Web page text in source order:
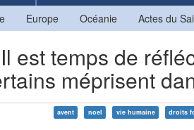
Europe Océanie Actes du
est temps de
méprisent
avent noel vie humaine droits